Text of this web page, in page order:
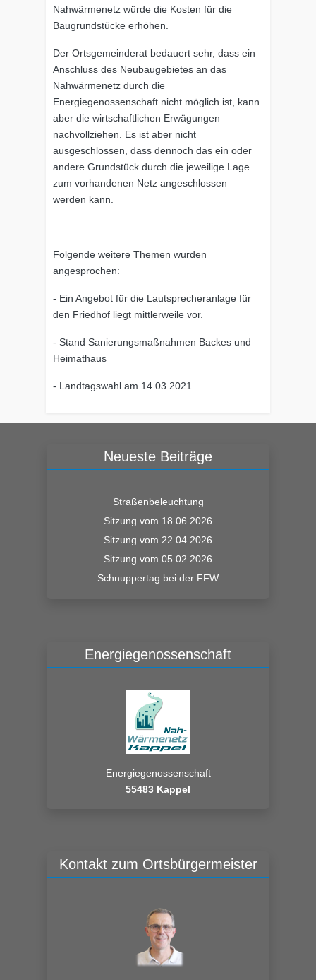
Nahwärmenetz würde die Kosten für die
Baugrundstücke erhöhen.
Der Ortsgemeinderat bedauert sehr, dass ein
Anschluss des Neubaugebietes an das
Nahwärmenetz durch die
Energiegenossenschaft nicht möglich ist, kann
aber die wirtschaftlichen Erwägungen
nachvollziehen. Es ist aber nicht
ausgeschlossen, dass dennoch das ein oder
andere Grundstück durch die jeweilige Lage
zum vorhandenen Netz angeschlossen
werden kann.
Folgende weitere Themen wurden
angesprochen:
- Ein Angebot für die Lautsprecheranlage für
den Friedhof liegt mittlerweile vor.
- Stand Sanierungsmaßnahmen Backes und
Heimathaus
- Landtagswahl am 14.03.2021
Neueste Beiträge
Straßenbeleuchtung
Sitzung vom 18.06.2026
Sitzung vom 22.04.2026
Sitzung vom 05.02.2026
Schnuppertag bei der FFW
Energiegenossenschaft
Energiegenossenschaft
55483 Kappel
Kontakt zum Ortsbürgermeister